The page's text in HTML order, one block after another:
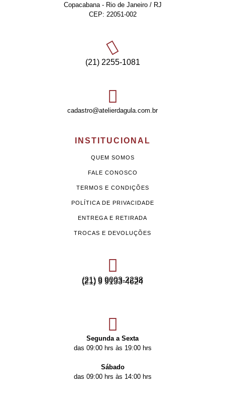
Copacabana - Rio de Janeiro / RJ
CEP: 22051-002
(21) 2255-1081
cadastro@atelierdagula.com.br
INSTITUCIONAL
QUEM SOMOS
FALE CONOSCO
TERMOS E CONDIÇÕES
POLÍTICA DE PRIVACIDADE
ENTREGA E RETIRADA
TROCAS E DEVOLUÇÕES
(21) 9 9003-2238
(21) 9 9133-4624
Segunda a Sexta
das 09:00 hrs às 19:00 hrs
Sábado
das 09:00 hrs às 14:00 hrs